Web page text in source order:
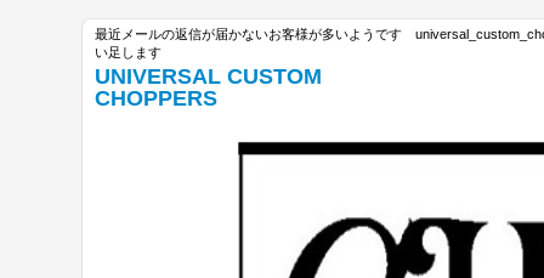
最近メールの返信が届かないお客様が多いようです
い足します
UNIVERSAL CUSTOM
CHOPPERS